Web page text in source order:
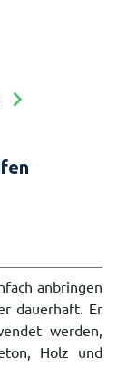

anbringen
dauerhaft. Er
werden,
Holz und